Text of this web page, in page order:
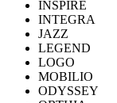
INSPIRE
INTEGRA
JAZZ
LEGEND
LOGO
MOBILIO
ODYSSEY